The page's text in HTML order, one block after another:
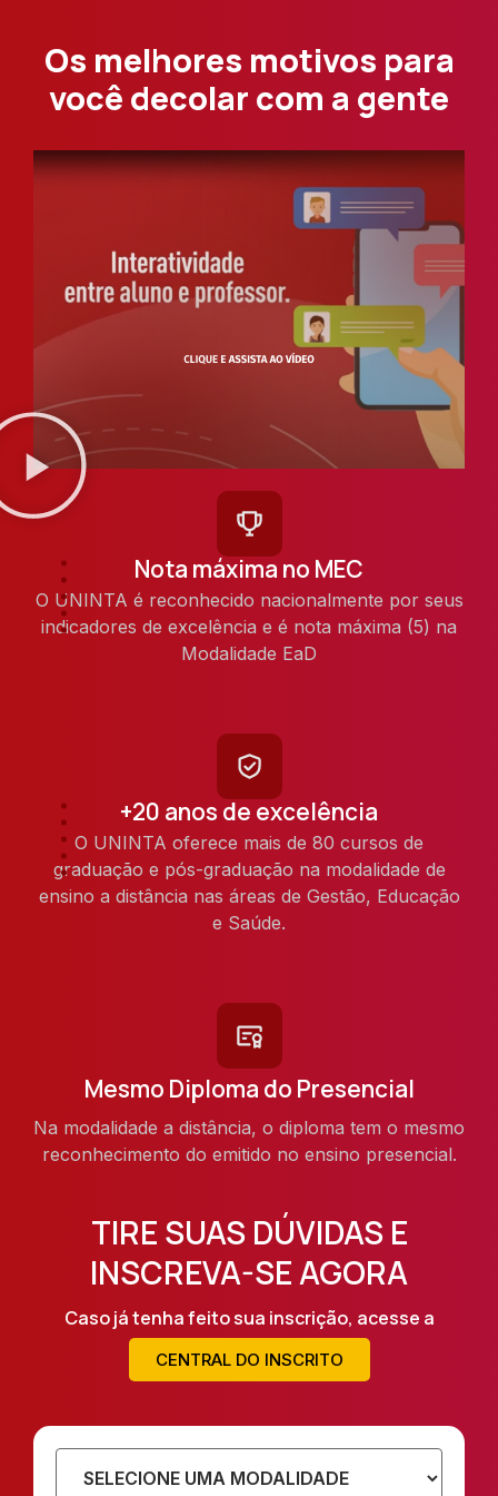
Os melhores motivos para
você decolar com a gente
Nota máxima no MEC
O UNINTA é reconhecido nacionalmente por seus
indicadores de excelência e é nota máxima (5) na
Modalidade EaD
+20 anos de excelência
O UNINTA oferece mais de 80 cursos de
graduação e pós-graduação na modalidade de
ensino a distância nas áreas de Gestão, Educação
e Saúde.
Mesmo Diploma do Presencial
Na modalidade a distância, o diploma tem o mesmo
reconhecimento do emitido no ensino presencial.
TIRE SUAS DÚVIDAS E
INSCREVA-SE AGORA
Caso já tenha feito sua inscrição, acesse a
CENTRAL DO INSCRITO